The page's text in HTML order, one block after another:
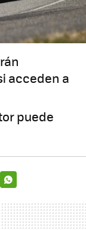
acceden a
puede